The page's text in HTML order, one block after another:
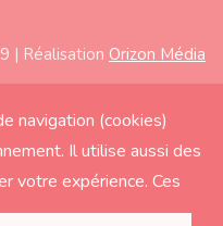
| Réalisation Orizon Média
navigation (cookies)
Il utilise aussi des
votre expérience. Ces
si vous acceptez.